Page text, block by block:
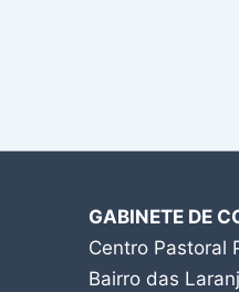
GABINETE DE
Centro Pastoral
Bairro das